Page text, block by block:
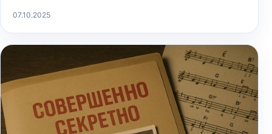
07.10.2025